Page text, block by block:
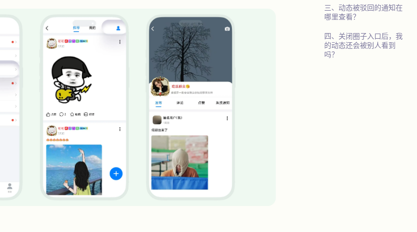
三、动态被驳回的通知在
哪里查看？
四、关闭圈子入口后，我
的动态还会被别人看到
吗？